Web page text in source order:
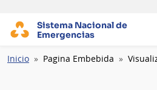
Sistema Nacional de
Emergencias
Ruta
Inicio Pagina Embebida